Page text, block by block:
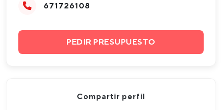
671726108
PEDIR PRESUPUESTO
Compartir perfil